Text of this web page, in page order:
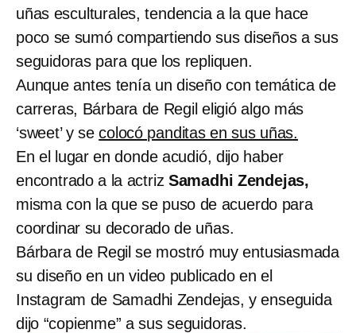
uñas esculturales, tendencia a la que hace
poco se sumó compartiendo sus diseños a sus
seguidoras para que los repliquen.
Aunque antes tenía un diseño con temática de
carreras, Bárbara de Regil eligió algo más
‘sweet’ y secolocó panditas en sus uñas.
En el lugar en donde acudió, dijo haber
encontrado a la actriz Samadhi Zendejas,
misma con la que se puso de acuerdo para
coordinar su decorado de uñas.
Bárbara de Regil se mostró muy entusiasmada
su diseño en un video publicado en el
Instagram de Samadhi Zendejas, y enseguida
dijo “copienme” a sus seguidoras.